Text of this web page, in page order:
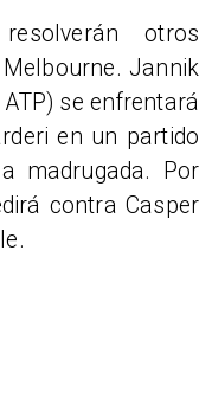
otros
Jannik
se enfrentará
en un partido
madrugada. Por
contra Casper